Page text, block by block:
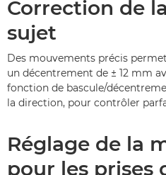
Correction de
sujet
Des mouvements précis
un décentrement de ± 12 mm
fonction de bascule/
la direction, pour contrôler
Réglage de la
pour les prises